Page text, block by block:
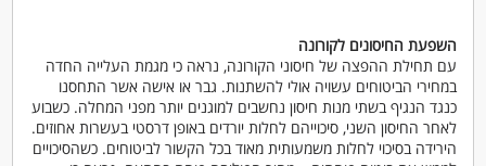
השפעת החיסונים לקורונה
עם תחילת ההפצה של חיסוני הקורונה, נראה כי מגמת העלייה החדה
במחירי הביטוחים עשויה אולי להשתנות. גבר או אישה אשר התחסנו
כנגד הנגיף בשתי מנות חיסון נחשבים למוגנים יותר מפני המחלה. כשבוע
לאחר החיסון השני, סיכוייהם לחלות יורדים באופן דרסטי בעשרות אחוזים.
הירידה בסיכוי לחלות משמעותית מאוד בכל הקשור לביטוחים. כשהסיכויים